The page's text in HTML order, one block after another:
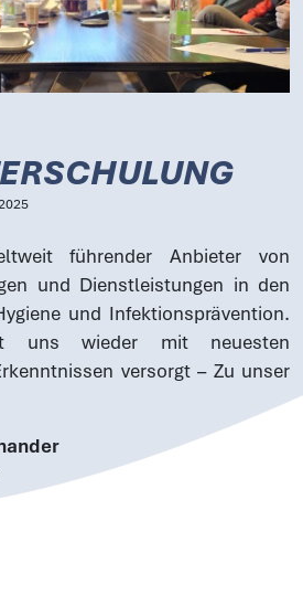
führender Anbieter von
und Dienstleistungen in den
und Infektionsprävention.
uns wieder mit neuesten
versorgt – Zu unser